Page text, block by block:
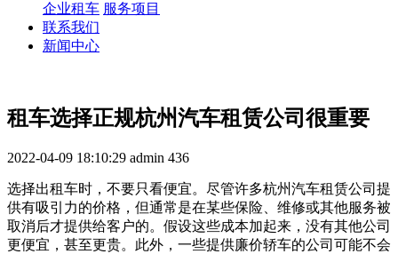
企业租车 服务项目
联系我们
新闻中心
租车选择正规杭州汽车租赁公司很重要
2022-04-09 18:10:29 admin 436
选择出租车时，不要只看便宜。尽管许多杭州汽车租赁公司提
供有吸引力的价格，但通常是在某些保险、维修或其他服务被
取消后才提供给客户的。假设这些成本加起来，没有其他公司
更便宜，甚至更贵。此外，一些提供廉价轿车的公司可能不会